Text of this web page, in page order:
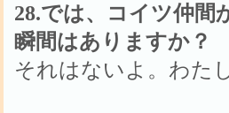
28.では、コイツ仲間
瞬間はありますか？
それはないよ。わた